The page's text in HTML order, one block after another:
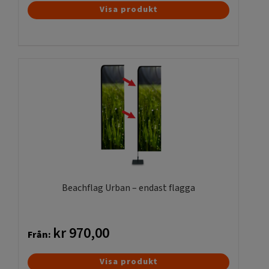
Visa produkt
Beachflag Urban – endast flagga
Från: kr970,00
Den
Visa produkt